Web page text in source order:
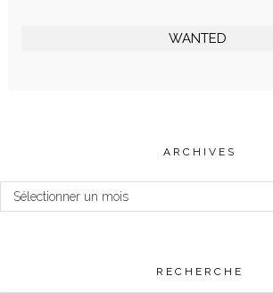
WANTED
ARCHIVES
Archives
RECHERCHE